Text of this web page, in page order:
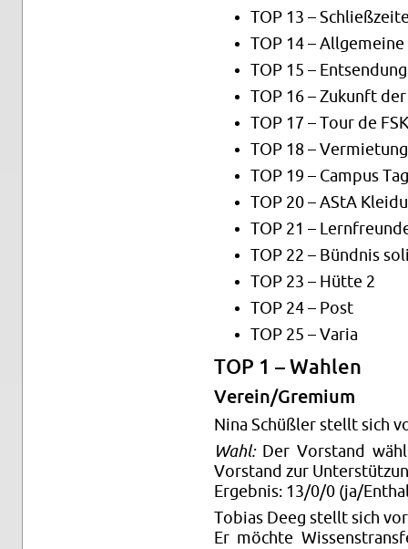
TOP 13 –
TOP 14 –
TOP 15 –
TOP 16 – Zu­kunft
TOP 17 – Tour de FSK
TOP 18 –
TOP 19 – Cam­pus Tag
TOP 20 – AStA
TOP 21 –
TOP 22 – Bünd­nis
TOP 23 – Hütte 2
TOP 24 – Post
TOP 25 – Varia
TOP 1 – Wah­len
Ver­ein/Gre­mi­um
Nina Schüß­ler stellt sich
Wahl:Der Vor­stand
Vor­stand zur
Er­geb­nis: 13/0/0 (ja/
To­bi­as Deeg stellt sich
Er möch­te